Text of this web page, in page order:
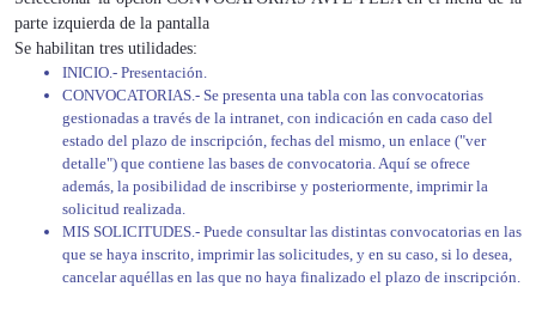
parte izquierda de la pantalla
Se habilitan tres utilidades:
INICIO.- Presentación.
CONVOCATORIAS.- Se presenta una tabla con las convocatorias
gestionadas a través de la intranet, con indicación en cada caso del
estado del plazo de inscripción, fechas del mismo, un enlace ("ver
detalle") que contiene las bases de convocatoria. Aquí se ofrece
además, la posibilidad de inscribirse y posteriormente, imprimir la
solicitud realizada.
MIS SOLICITUDES.- Puede consultar las distintas convocatorias en las
que se haya inscrito, imprimir las solicitudes, y en su caso, si lo desea,
cancelar aquéllas en las que no haya finalizado el plazo de inscripción.